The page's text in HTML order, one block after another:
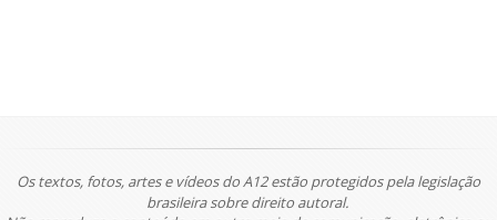
Os textos, fotos, artes e vídeos do A12 estão protegidos pela legislação
brasileira sobre direito autoral.